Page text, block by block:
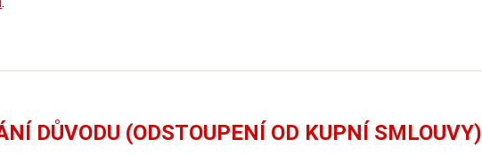
DŮVODU (ODSTOUPENÍ OD KUPNÍ SMLOUVY)